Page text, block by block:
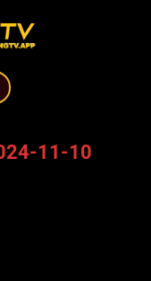
11-10